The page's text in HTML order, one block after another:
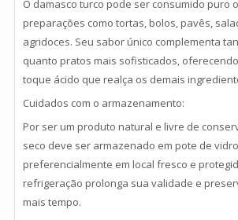
O damasco turco pode ser consumido puro
preparações como tortas, bolos, pavês,
agridoces. Seu sabor único complementa
quanto pratos mais sofisticados,
toque ácido que realça os demais
Cuidados com o armazenamento:
Por ser um produto natural e livre de
seco deve ser armazenado em pote de
preferencialmente em local fresco e
refrigeração prolonga sua validade e
mais tempo.